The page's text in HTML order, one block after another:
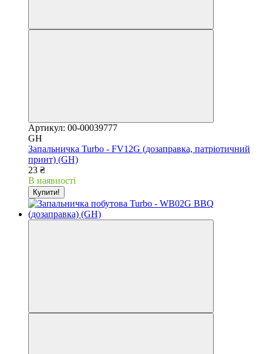
Артикул: 00-00039777
GH
Запальничка Turbo - FV12G (дозаправка, патріотичний
принт) (GH)
23 ₴
В наявності
Купити!